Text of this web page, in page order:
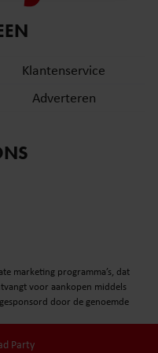
en analyse. Deze
of die ze hebben
van hun services. U
Klantenservice
Adverteren
marketing programma’s, dat
voor aankopen middels
door de genoemde
Party